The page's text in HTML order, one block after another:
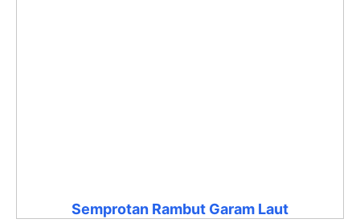
Semprotan Rambut Garam Laut